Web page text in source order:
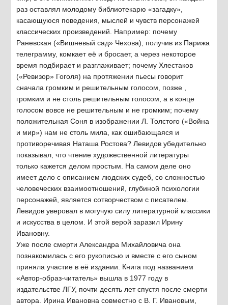
раз оставлял молодому библиотекарю «загадку»,
касающуюся поведения, мыслей и чувств персонажей
классических произведений. Например: почему
Раневская («Вишневый сад» Чехова), получив из Парижа
телеграмму, комкает её и бросает, а через некоторое
время подбирает и разглаживает; почему Хлестаков
(«Ревизор» Гоголя) на протяжении пьесы говорит
сначала громким и решительным голосом, позже ,
громким и не столь решительным голосом, а в конце
голосом вовсе не решительным и не громким; почему
положительная Соня в изображении Л. Толстого («Война
и мир») нам не столь мила, как ошибающаяся и
противоречивая Наташа Ростова? Левидов убедительно
показывал, что чтение художественной литературы
только кажется делом простым. На самом деле оно
имеет дело с описанием людских судеб, со сложностью
человеческих взаимоотношений, глубиной психологии
персонажей, является сотворчеством с писателем.
Левидов уверовал в могучую силу литературной классики
и искусства в целом. И этой верой заразил Ирину
Ивановну.
Уже после смерти Александра Михайловича она
познакомилась с его рукописью и вместе с его сыном
приняла участие в её издании. Книга под названием
«Автор-образ-читатель» вышла в 1977 году в
издательстве ЛГУ, почти десять лет спустя после смерти
автора. Ирина Ивановна совместно с В. Г. Ивановым,